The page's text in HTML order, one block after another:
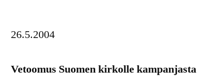
26.5.2004
Vetoomus Suomen kirkolle kampanjasta